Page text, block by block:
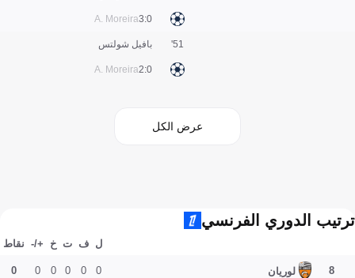
A. Moreira0:3
بافيل شولتس
A. Moreira0:2
51'
عرض الكل
ترتيب الدوري الفرنسي
ل ف ت خ +/- نقاط
8 لوريان 0
0
0
0
0
0